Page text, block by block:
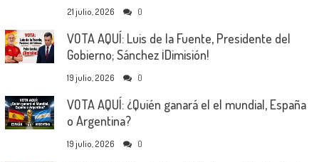
21 julio, 2026 0
VOTA AQUÍ: Luis de la Fuente, Presidente del
Gobierno; Sánchez ¡Dimisión!
19 julio, 2026 0
VOTA AQUÍ: ¿Quién ganará el el mundial, España
o Argentina?
19 julio, 2026 0